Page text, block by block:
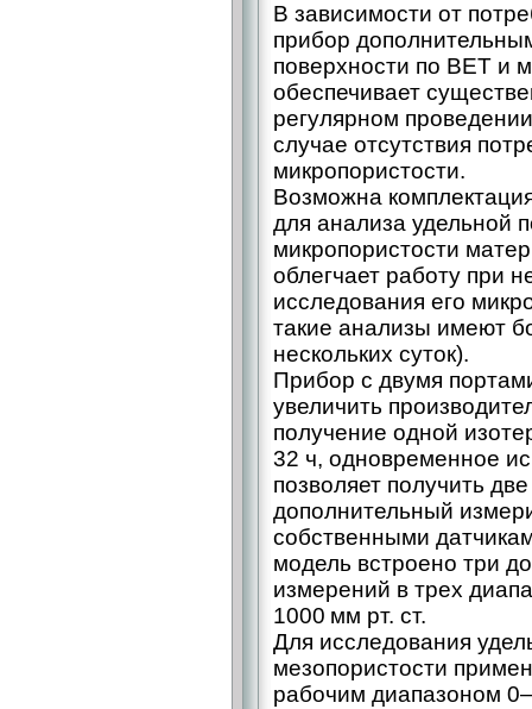
В зависимости от
прибор
поверхности по BET и
обеспечивает
регулярном
случае отсутствия
микропористости.
Возможна
для анализа удельной
микропористости
облегчает работу при
исследования его
такие анализы имеют
нескольких суток).
Прибор с двумя
увеличить
получение одной
32 ч, одновременное
позволяет получить
дополнительный
собственными
модель встроено три
измерений в трех
1000 мм рт. ст.
Для исследования
мезопористости
рабочим диапазоном